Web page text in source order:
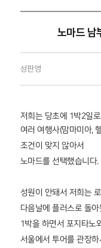
노마드 남
성판영
저희는 당초에 1박2일
여러 여행사(맘마미아,
조건이 맞지 않아서
노마드를 선택했습니다.
성원이 안돼서 저희는
다음날에 플러스로 돌아
1박을 하면서 포지타노
서울에서 투어를 관장하